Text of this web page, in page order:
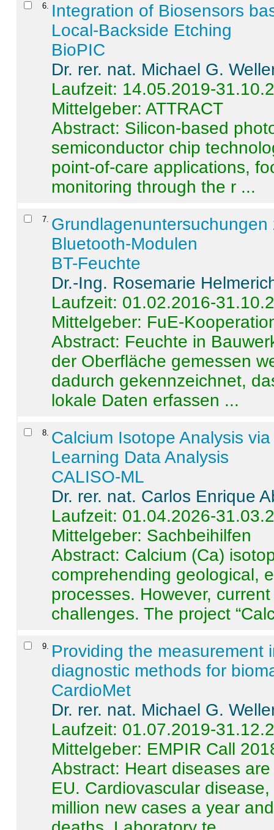
6
Integration of Biosensors
Local-Backside Etching
BioPIC
Dr. rer. nat. Michael G.
Laufzeit: 14.05.2019-
Mittelgeber: ATTRACT
Abstract: Silicon-based
semiconductor chip
point-of-care applications,
monitoring through the r ...
7
Bluetooth-Modulen
BT-Feuchte
Dr.-Ing. Rosemarie
Laufzeit: 01.02.2016-
Mittelgeber: FuE-
Abstract: Feuchte in
der Oberfläche gemessen
dadurch gekennzeichnet,
lokale Daten erfassen ...
8 Calcium Isotope Analysis
Learning Data Analysis
CALISO-ML
Dr. rer. nat. Carlos Enrique
Laufzeit: 01.04.2026-
Mittelgeber: Sachbeihilfen
Abstract: Calcium (Ca)
comprehending geological,
processes. However,
challenges. The project
9
Providing the measurement
diagnostic methods for
CardioMet
Dr. rer. nat. Michael G.
Laufzeit: 01.07.2019-
Mittelgeber: EMPIR Call
Abstract: Heart diseases
EU. Cardiovascular
million new cases a year